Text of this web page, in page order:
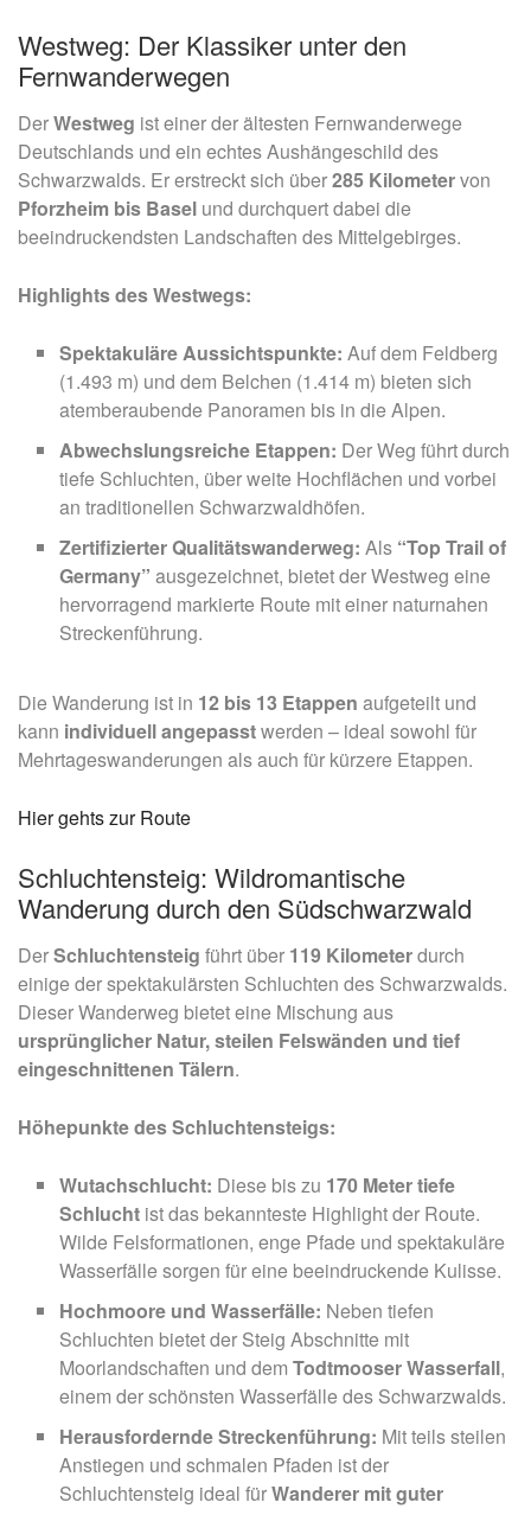
Westweg: Der Klassiker unter den
Fernwanderwegen
DerWestweg ist einer der ältesten Fernwanderwege
Deutschlands und ein echtes Aushängeschild des
Schwarzwalds. Er erstreckt sich über285 Kilometervon
Pforzheim bis Basel und durchquert dabei die
beeindruckendsten Landschaften des Mittelgebirges.
Highlights des Westwegs:
Spektakuläre Aussichtspunkte: Auf dem Feldberg
(1.493 m) und dem Belchen (1.414 m) bieten sich
atemberaubende Panoramen bis in die Alpen.
Abwechslungsreiche Etappen: Der Weg führt durch
tiefe Schluchten, über weite Hochflächen und vorbei
an traditionellen Schwarzwaldhöfen.
Zertifizierter Qualitätswanderweg: Als “Top Trail of
Germany” ausgezeichnet, bietet der Westweg eine
hervorragend markierte Route mit einer naturnahen
Streckenführung.
Die Wanderung ist in 12 bis 13 Etappen aufgeteilt und
kann individuell angepasstwerden – ideal sowohl für
Mehrtageswanderungen als auch für kürzere Etappen.
Hier gehts zur Route
Schluchtensteig: Wildromantische
Wanderung durch den Südschwarzwald
DerSchluchtensteig führt über 119 Kilometerdurch
einige der spektakulärsten Schluchten des Schwarzwalds.
Dieser Wanderweg bietet eine Mischung aus
ursprünglicher Natur, steilen Felswänden und tief
eingeschnittenen Tälern.
Höhepunkte des Schluchtensteigs:
Wutachschlucht: Diese bis zu 170 Meter tiefe
Schlucht ist das bekannteste Highlight der Route.
Wilde Felsformationen, enge Pfade und spektakuläre
Wasserfälle sorgen für eine beeindruckende Kulisse.
Hochmoore und Wasserfälle: Neben tiefen
Schluchten bietet der Steig Abschnitte mit
Moorlandschaften und dem Todtmooser Wasserfall,
einem der schönsten Wasserfälle des Schwarzwalds.
Herausfordernde Streckenführung: Mit teils steilen
Anstiegen und schmalen Pfaden ist der
Schluchtensteig ideal fürWanderer mit guter